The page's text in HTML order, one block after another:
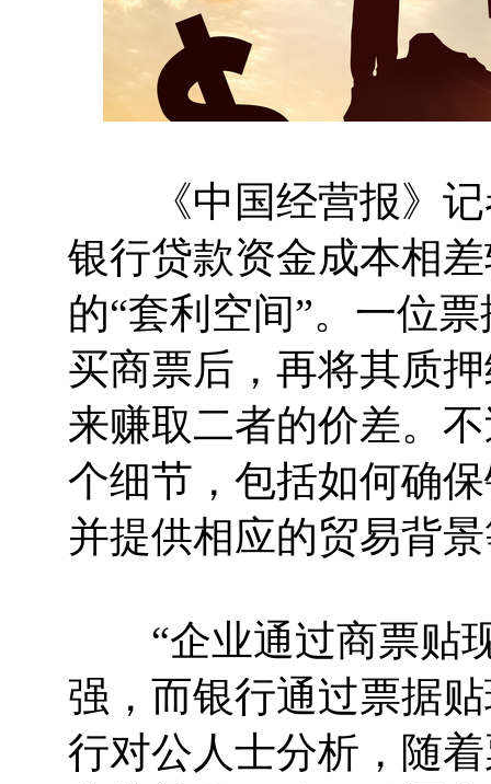
《中国经营报》记
银行贷款资金成本相
的“套利空间”。一位
买商票后，再将其质
来赚取二者的价差。
个细节，包括如何确
并提供相应的贸易背
“企业通过商票贴现
强，而银行通过票据
行对公人士分析，随